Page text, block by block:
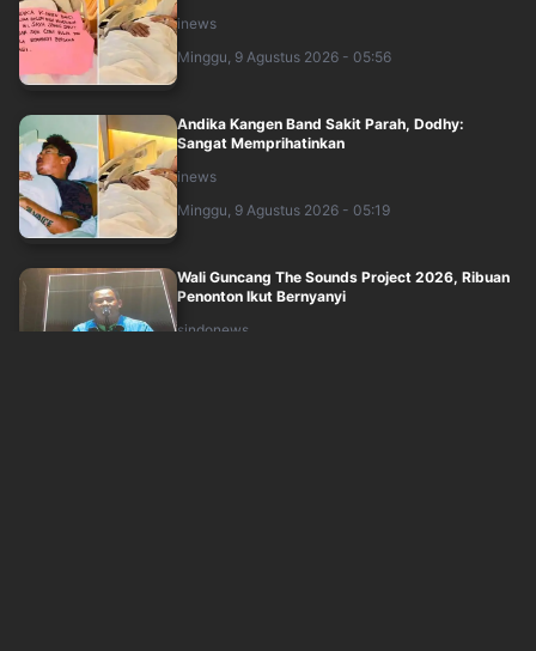
inews
Minggu, 9 Agustus 2026 - 05:56
Andika Kangen Band Sakit Parah, Dodhy:
Sangat Memprihatinkan
inews
Minggu, 9 Agustus 2026 - 05:19
Wali Guncang The Sounds Project 2026, Ribuan
Penonton Ikut Bernyanyi
sindonews